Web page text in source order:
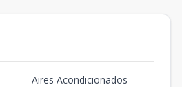
Aires Acondicionados